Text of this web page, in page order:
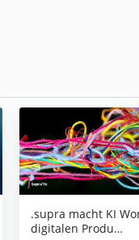
.supra macht KI
digitalen Produ…